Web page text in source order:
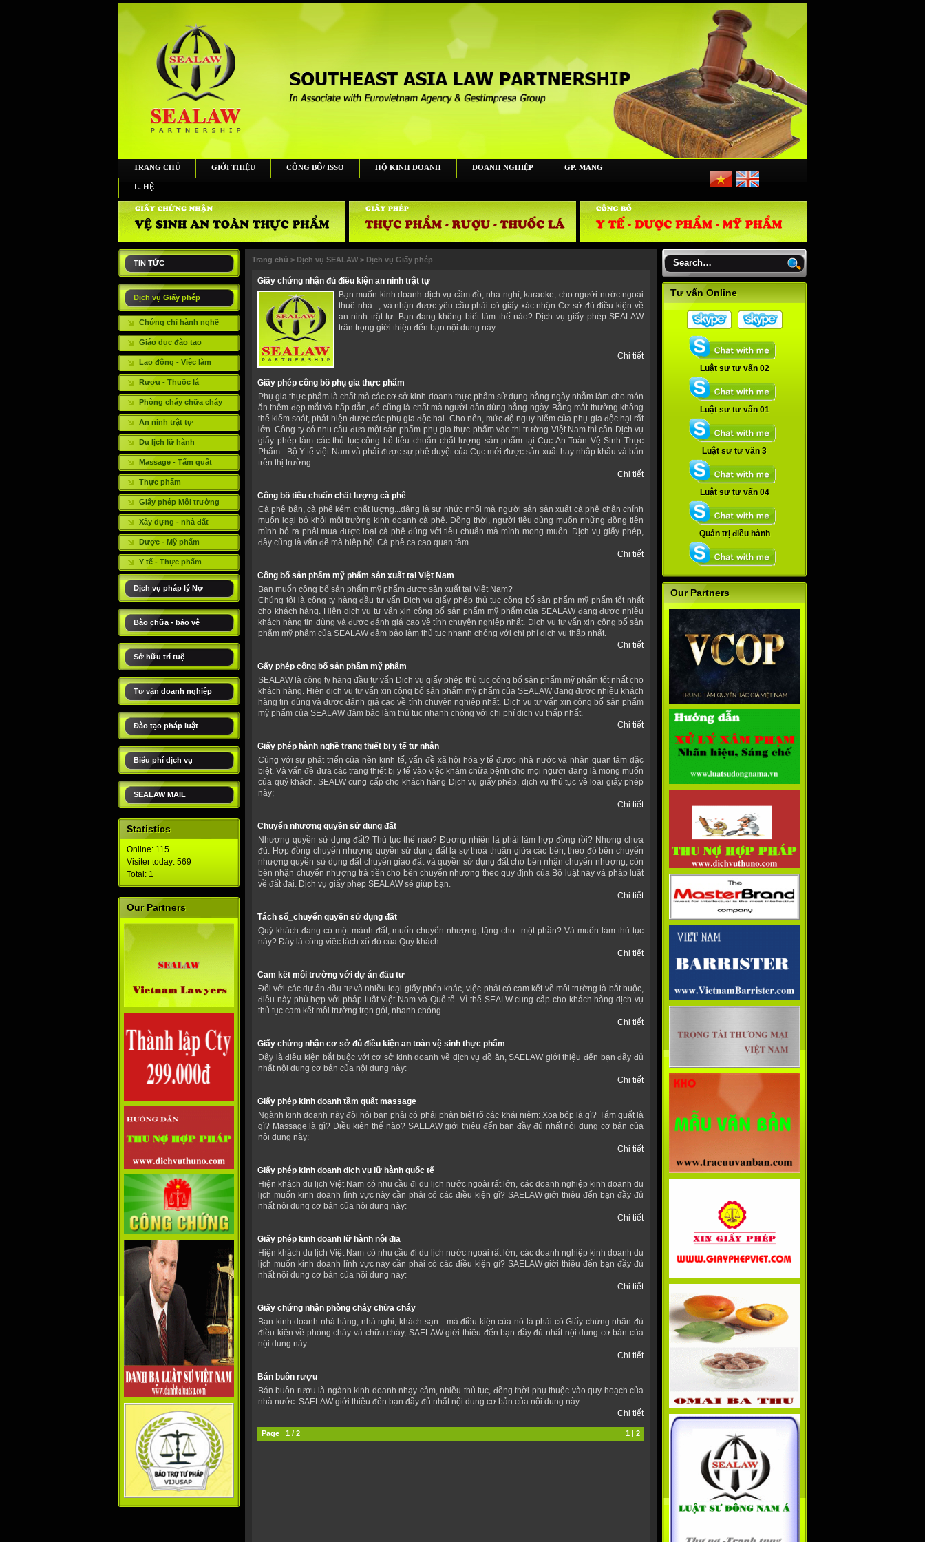
TRANG CHỦ GIỚI THIỆU CÔNG BỐ/ ISSO HỘ KINH DOANH DOANH NGHIỆP GP. MẠNG
L. HỆ
TIN TỨC
Dịch vụ Giấy phép
Chứng chỉ hành nghề
Giáo dục đào tạo
Lao động - Việc làm
Rượu - Thuốc lá
Phòng cháy chữa cháy
An ninh trật tự
Du lịch lữ hành
Massage - Tẩm quất
Thực phẩm
Giấy phép Môi trường
Xây dựng - nhà đất
Dược - Mỹ phẩm
Y tế - Thực phẩm
Dịch vụ pháp lý Nợ
Bào chữa - bảo vệ
Sở hữu trí tuệ
Tư vấn doanh nghiệp
Đào tạo pháp luật
Biểu phí dịch vụ
SEALAW MAIL
Statistics
Online: 115
Visiter today: 569
Total: 1
Our Partners
Trang chủ > Dịch vụ SEALAW > Dịch vụ Giấy phép
Giấy chứng nhận đủ điều kiện an ninh trật tự
Bạn muốn kinh doanh dịch vụ cầm đồ, nhà nghỉ, karaoke, cho người nước ngoài
thuê nhà..., và nhận được yêu cầu phải có giấy xác nhận Cơ sở đủ điều kiện về
an ninh trật tự. Bạn đang không biết làm thế nào? Dịch vụ giấy phép SEALAW
trân trọng giới thiệu đến bạn nội dung này:
Chi tiết
Giấy phép công bố phụ gia thực phẩm
Phụ gia thực phẩm là chất mà các cơ sở kinh doanh thực phẩm sử dụng hằng ngày nhằm làm cho món
ăn thêm đẹp mắt và hấp dẫn, đó cũng là chất mà người dân dùng hằng ngày. Bằng mắt thường không
thể kiểm soát, phát hiện được các phụ gia độc hại. Cho nên, mức độ nguy hiểm của phụ gia độc hại rất
lớn. Công ty có nhu cầu đưa một sản phẩm phụ gia thực phẩm vào thị trường Việt Nam thì cần Dịch vụ
giấy phép làm các thủ tục công bố tiêu chuẩn chất lượng sản phẩm tại Cục An Toàn Vệ Sinh Thực
Phẩm - Bộ Y tế việt Nam và phải được sự phê duyệt của Cục mới được sản xuất hay nhập khẩu và bán
trên thị trường.
Chi tiết
Công bố tiêu chuẩn chất lượng cà phê
Cà phê bẩn, cà phê kém chất lượng...dâng là sự nhức nhối mà người sản sản xuất cà phê chân chính
muốn loại bỏ khỏi môi trường kinh doanh cà phê. Đồng thời, người tiêu dùng muốn những đồng tiền
mình bỏ ra phải mua được loại cà phê đúng với tiêu chuẩn mà mình mong muốn. Dịch vụ giấy phép,
đây cũng là vấn đề mà hiệp hội Cà phê ca cao quan tâm.
Chi tiết
Công bố sản phẩm mỹ phẩm sản xuất tại Việt Nam
Bạn muốn công bố sản phẩm mỹ phẩm được sản xuất tại Việt Nam?
Chúng tôi là công ty hàng đầu tư vấn Dịch vụ giấy phép thủ tục công bố sản phẩm mỹ phẩm tốt nhất
cho khách hàng. Hiện dịch vụ tư vấn xin công bố sản phẩm mỹ phẩm của SEALAW đang được nhiều
khách hàng tin dùng và được đánh giá cao về tính chuyên nghiệp nhất. Dịch vụ tư vấn xin công bố sản
phẩm mỹ phẩm của SEALAW đảm bảo làm thủ tục nhanh chóng với chi phí dịch vụ thấp nhất.
Chi tiết
Gấy phép công bố sản phẩm mỹ phẩm
SEALAW là công ty hàng đầu tư vấn Dịch vụ giấy phép thủ tục công bố sản phẩm mỹ phẩm tốt nhất cho
khách hàng. Hiện dịch vụ tư vấn xin công bố sản phẩm mỹ phẩm của SEALAW đang được nhiều khách
hàng tin dùng và được đánh giá cao về tính chuyên nghiệp nhất. Dịch vụ tư vấn xin công bố sản phẩm
mỹ phẩm của SEALAW đảm bảo làm thủ tục nhanh chóng với chi phí dịch vụ thấp nhất.
Chi tiết
Giấy phép hành nghề trang thiết bị y tế tư nhân
Cùng với sự phát triển của nền kinh tế, vấn đề xã hội hóa y tế được nhà nước và nhân quan tâm dặc
biệt. Và vấn đề đưa các trang thiết bị y tế vào việc khám chữa bệnh cho mọi người đang là mong muốn
của quý khách. SEALW cung cấp cho khách hàng Dịch vụ giấy phép, dịch vụ thủ tục về loại giấy phép
này;
Chi tiết
Chuyển nhượng quyền sử dụng đất
Nhượng quyền sử dụng đất? Thủ tục thế nào? Đương nhiên là phải làm hợp đồng rồi? Nhưng chưa
đủ. Hợp đồng chuyển nhượng quyền sử dụng đất là sự thoả thuận giữa các bên, theo đó bên chuyển
nhượng quyền sử dụng đất chuyển giao đất và quyền sử dụng đất cho bên nhận chuyển nhượng, còn
bên nhận chuyển nhượng trả tiền cho bên chuyển nhượng theo quy định của Bộ luật này và pháp luật
về đất đai. Dịch vụ giấy phép SEALAW sẽ giúp bạn.
Chi tiết
Tách sổ_chuyển quyền sử dụng đất
Quý khách đang có một mảnh đất, muốn chuyển nhượng, tặng cho...một phần? Và muốn làm thủ tục
này? Đây là công việc tách xổ đỏ của Quý khách.
Chi tiết
Cam kết môi trường với dự án đầu tư
Đối với các dự án đầu tư và nhiều loại giấy phép khác, việc phải có cam kết về môi trường là bắt buộc,
điều này phù hợp với pháp luật Việt Nam và Quố tế. Vì thế SEALW cung cấp cho khách hàng dịch vụ
thủ tục cam kết môi trường trọn gói, nhanh chóng
Chi tiết
Giấy chứng nhận cơ sở đủ điều kiện an toàn vệ sinh thực phẩm
Đây là điều kiện bắt buộc với cơ sở kinh doanh về dịch vụ đồ ăn, SAELAW giới thiệu đến bạn đầy đủ
nhất nội dung cơ bản của nội dung này:
Chi tiết
Giấy phép kinh doanh tầm quất massage
Ngành kinh doanh này đòi hỏi bạn phải có phải phân biệt rõ các khái niệm: Xoa bóp là gì? Tẩm quất là
gì? Massage là gì? Điều kiện thế nào? SAELAW giới thiệu đến bạn đầy đủ nhất nội dung cơ bản của
nội dung này:
Chi tiết
Giấy phép kinh doanh dịch vụ lữ hành quốc tế
Hiện khách du lịch Việt Nam có nhu cầu đi du lịch nước ngoài rất lớn, các doanh nghiệp kinh doanh du
lịch muốn kinh doanh lĩnh vực này cần phải có các điều kiện gì? SAELAW giới thiệu đến bạn đầy đủ
nhất nội dung cơ bản của nội dung này:
Chi tiết
Giấy phép kinh doanh lữ hành nội địa
Hiện khách du lịch Việt Nam có nhu cầu đi du lịch nước ngoài rất lớn, các doanh nghiệp kinh doanh du
lịch muốn kinh doanh lĩnh vực này cần phải có các điều kiện gì? SAELAW giới thiệu đến bạn đầy đủ
nhất nội dung cơ bản của nội dung này:
Chi tiết
Giấy chứng nhận phòng cháy chữa cháy
Bạn kinh doanh nhà hàng, nhà nghỉ, khách sạn…mà điều kiện của nó là phải có Giấy chứng nhận đủ
điều kiện về phòng cháy và chữa cháy, SAELAW giới thiệu đến bạn đầy đủ nhất nội dung cơ bản của
nội dung này:
Chi tiết
Bán buôn rượu
Bán buôn rượu là ngành kinh doanh nhạy cảm, nhiều thủ tục, đồng thời phụ thuộc vào quy hoạch của
nhà nước. SAELAW giới thiệu đến bạn đầy đủ nhất nội dung cơ bản của nội dung này:
Chi tiết
Page 1 / 2 1 | 2
Tư vấn Online
Luật sư tư vấn 02
Luật sư tư vấn 01
Luật sư tư vấn 3
Luật sư tư vấn 04
Quản trị điều hành
Our Partners